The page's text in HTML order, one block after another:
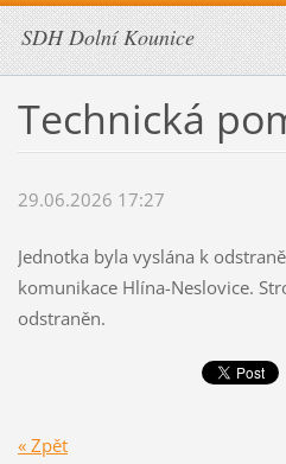
SDH Dolní Kounice
Technická
29.06.2026 17:27
Jednotka byla vyslána k
komunikace Hlína-Neslovice.
odstraněn.
« Zpět